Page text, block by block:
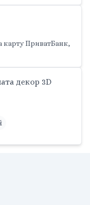
карту ПриватБанк,
декор 3D